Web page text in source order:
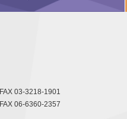
FAX 03-3218-1901
FAX 06-6360-2357